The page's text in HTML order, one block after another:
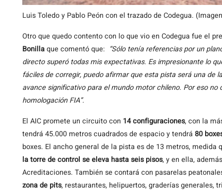
Luis Toledo y Pablo Peón con el trazado de Codegua.
Otro que quedo contento con lo que vio en Codegua fue el
Bonillaque comentó que: “Sólo tenía referencias por un
directo superó todas mis expectativas. Es impresionante lo
fáciles de corregir, puedo afirmar que esta pista será una de
avance significativo para el mundo motor chileno. Por eso
homologación FIA”.
El AIC promete un circuito con 14 configuraciones, con la
tendrá 45.000 metros cuadrados de espacio y tendrá 80
boxes. El ancho general de la pista es de 13 metros,
la torre de control se eleva hasta seis pisos, y en ella,
Acreditaciones. También se contará con pasarelas
zona de pits, restaurantes, helipuertos, graderías generales,